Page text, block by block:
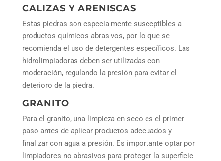
CALIZAS Y ARENISCAS
Estas piedras son especialmente susceptibles a
productos químicos abrasivos, por lo que se
recomienda el uso de detergentes específicos. Las
hidrolimpiadoras deben ser utilizadas con
moderación, regulando la presión para evitar el
deterioro de la piedra.
GRANITO
Para el granito, una limpieza en seco es el primer
paso antes de aplicar productos adecuados y
finalizar con agua a presión. Es importante optar por
limpiadores no abrasivos para proteger la superficie